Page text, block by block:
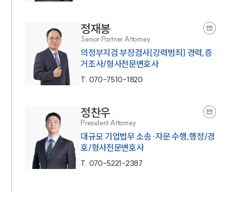
정재봉
Senior Partner Attorney
의정부지검 부장검사[강력범죄] 경력,증
거조사/형사전문변호사
T. 070-7510-1820
정찬우
President Attorney
대규모 기업법무 소송·자문 수행,행정/경
호/형사전문변호사
T. 070-5221-2387